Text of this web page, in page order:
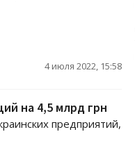
4 июля 2022, 15:58
на 4,5 млрд грн
предприятий,